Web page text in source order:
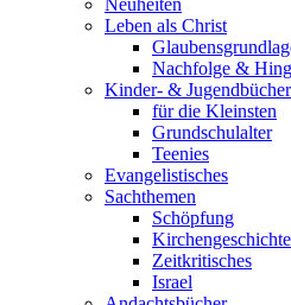
Neuheiten
Leben als Christ
Nachfolge &
Kinder- & Jugendbücher
für die Kleinsten
Grundschulalter
Teenies
Evangelistisches
Sachthemen
Schöpfung
Kirchengeschichte
Zeitkritisches
Israel